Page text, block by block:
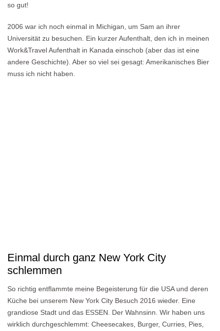
so gut!
2006 war ich noch einmal in Michigan, um Sam an ihrer
Universität zu besuchen. Ein kurzer Aufenthalt, den ich in meinen
Work&Travel Aufenthalt in Kanada einschob (aber das ist eine
andere Geschichte). Aber so viel sei gesagt: Amerikanisches Bier
muss ich nicht haben.
Einmal durch ganz New York City
schlemmen
So richtig entflammte meine Begeisterung für die USA und deren
Küche bei unserem New York City Besuch 2016 wieder. Eine
grandiose Stadt und das ESSEN. Der Wahnsinn. Wir haben uns
wirklich durchgeschlemmt: Cheesecakes, Burger, Curries, Pies,